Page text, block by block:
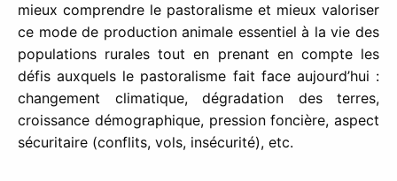
mieux comprendre le pastoralisme et mieux valoriser
ce mode de production animale essentiel à la vie des
populations rurales tout en prenant en compte les
défis auxquels le pastoralisme fait face aujourd’hui :
changement climatique, dégradation des terres,
croissance démographique, pression foncière, aspect
sécuritaire (conflits, vols, insécurité), etc.